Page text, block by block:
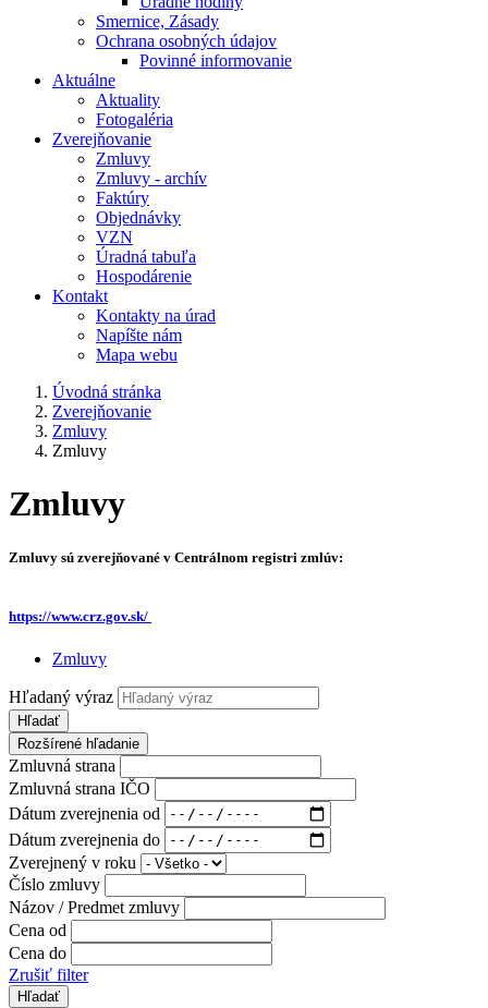
Smernice, Zásady
Ochrana osobných údajov
Povinné informovanie
Aktuálne
Aktuality
Fotogaléria
Zverejňovanie
Zmluvy
Zmluvy - archív
Faktúry
Objednávky
VZN
Úradná tabuľa
Hospodárenie
Kontakt
Kontakty na úrad
Napíšte nám
Mapa webu
Úvodná stránka
Zverejňovanie
Zmluvy
Zmluvy
Zmluvy
Zmluvy sú zverejňované v Centrálnom registri zmlúv:
https://www.crz.gov.sk/
Zmluvy
Hľadaný výraz
Hľadať
Rozšírené hľadanie
Zmluvná strana
Zmluvná strana IČO
Dátum zverejnenia od
Dátum zverejnenia do
Zverejnený v roku
Číslo zmluvy
Názov / Predmet zmluvy
Cena od
Cena do
Zrušiť filter